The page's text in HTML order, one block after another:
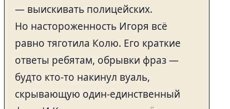
— выискивать полицейских.
Но настороженность Игоря всё
равно тяготила Колю. Его краткие
ответы ребятам, обрывки фраз —
будто кто-то накинул вуаль,
скрывающую один-единственный